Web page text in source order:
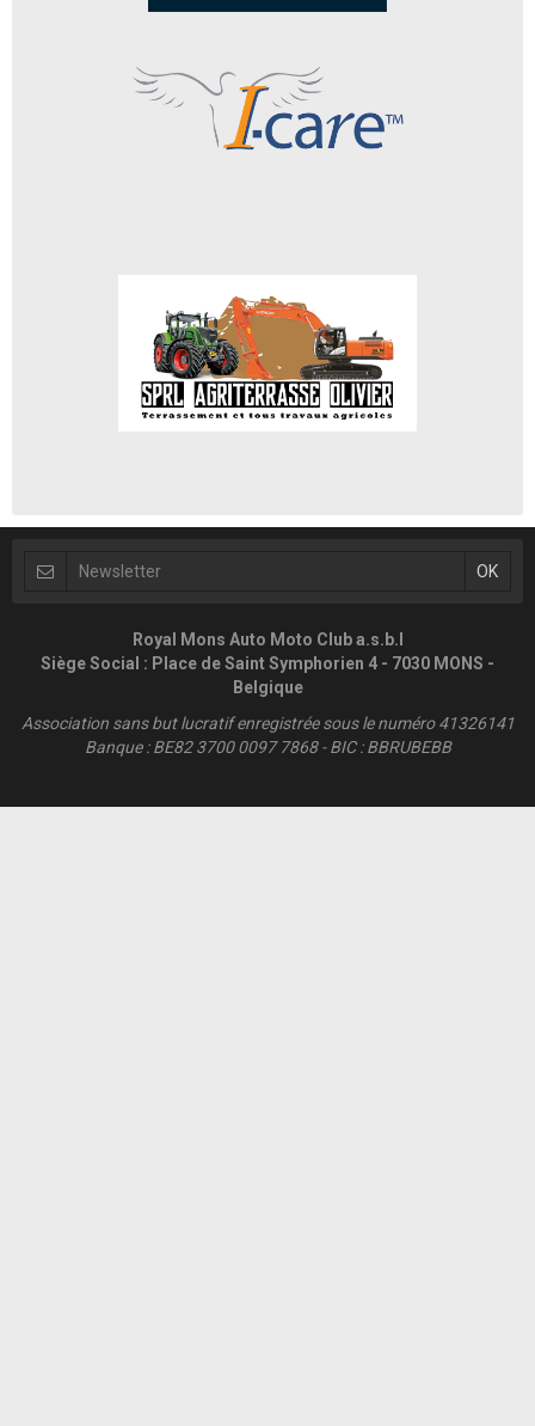
Royal Mons Auto Moto Club a.s.b.l
Siège Social : Place de Saint Symphorien 4 - 7030 MONS -
Belgique
Association sans but lucratif enregistrée sous le numéro 41326141
Banque : BE82 3700 0097 7868 - BIC : BBRUBEBB